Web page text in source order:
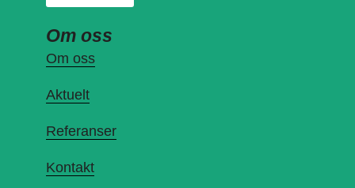
Om oss
Om oss
Aktuelt
Referanser
Kontakt